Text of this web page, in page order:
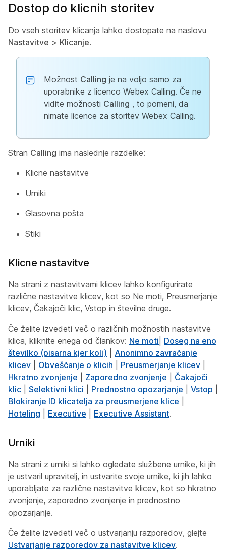
Dostop do klicnih storitev
Do vseh storitev klicanja lahko dostopate na naslovu
Nastavitve > Klicanje.
Možnost Calling je na voljo samo za
uporabnike z licenco Webex Calling. Če ne
vidite možnosti Calling , to pomeni, da
nimate licence za storitev Webex Calling.
Stran Calling ima naslednje razdelke:
Klicne nastavitve
Urniki
Glasovna pošta
Stiki
Klicne nastavitve
Na strani z nastavitvami klicev lahko konfigurirate
različne nastavitve klicev, kot so Ne moti, Preusmerjanje
klicev, Čakajoči klic, Vstop in številne druge.
Če želite izvedeti več o različnih možnostih nastavitve
klica, kliknite enega od člankov: Ne moti Doseg na eno
številko (pisarna kjer koli)
Anonimno zavračanje
klicev
Obveščanje o klicih Preusmerjanje klicev
Hkratno zvonjenje
Zaporedno zvonjenje
Čakajoči
klic
Selektivni klici Prednostno opozarjanje Vstop
Blokiranje ID klicatelja za preusmerjene klice
Hoteling
Executive Executive Assistant.
Urniki
Na strani z urniki si lahko ogledate službene urnike, ki jih
je ustvaril upravitelj, in ustvarite svoje urnike, ki jih lahko
uporabljate za različne nastavitve klicev, kot so hkratno
zvonjenje, zaporedno zvonjenje in prednostno
opozarjanje.
Če želite izvedeti več o ustvarjanju razporedov, glejte
Ustvarjanje razporedov za nastavitve klicev.